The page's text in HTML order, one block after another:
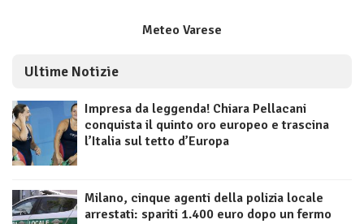
Meteo Varese
Ultime Notizie
Impresa da leggenda! Chiara Pellacani
conquista il quinto oro europeo e trascina
l’Italia sul tetto d’Europa
Milano, cinque agenti della polizia locale
arrestati: spariti 1.400 euro dopo un fermo